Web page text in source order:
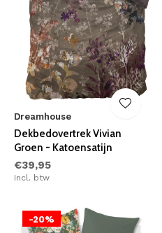
Dreamhouse
Dekbedovertrek Vivian
Groen - Katoensatijn
€39,95
Incl. btw
-20%